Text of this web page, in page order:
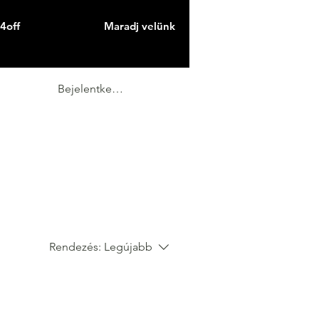
Maradj velünk
Bejelentkezés
Rendezés: Legújabb